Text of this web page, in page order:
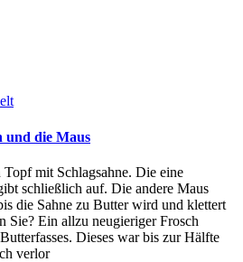
und die Maus
mit Schlagsahne. Die eine
schließlich auf. Die andere Maus
die Sahne zu Butter wird und klettert
Sie? Ein allzu neugieriger Frosch
Dieses war bis zur Hälfte
verlor